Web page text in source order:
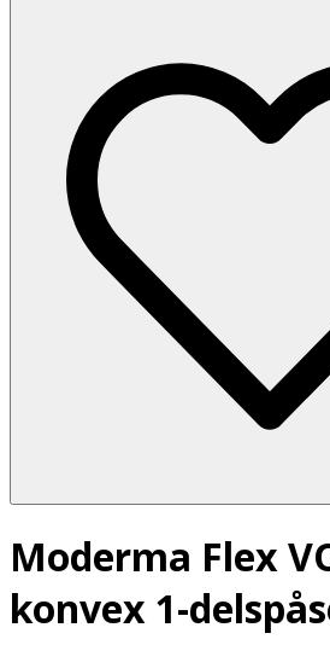
Moderma Flex
konvex 1-